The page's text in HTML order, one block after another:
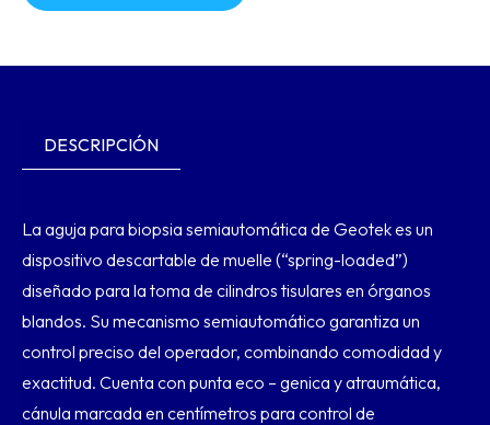
DESCRIPCIÓN
La aguja para biopsia semiautomática de Geotek es un
dispositivo descartable de muelle (“spring-loaded”)
diseñado para la toma de cilindros tisulares en órganos
blandos. Su mecanismo semiautomático garantiza un
control preciso del operador, combinando comodidad y
exactitud. Cuenta con punta eco – genica y atraumática,
cánula marcada en centímetros para control de